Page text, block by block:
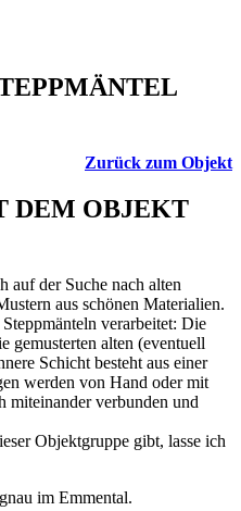
Zurück zum Objekt
DEM OBJEKT
auf der Suche nach alten
aus schönen Materialien.
verarbeitet: Die
gemusterten alten (eventuell
Schicht besteht aus einer
werden von Hand oder mit
miteinander verbunden und
Objektgruppe gibt, lasse ich
im Emmental.